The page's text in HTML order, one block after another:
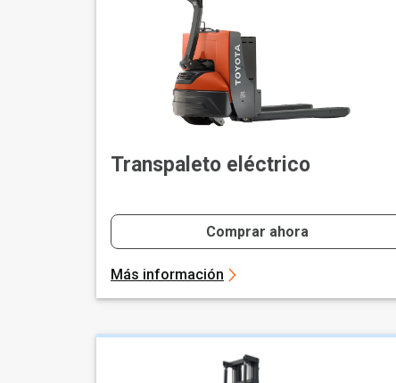
Transpaleto eléctrico
Comprar ahora
Más información